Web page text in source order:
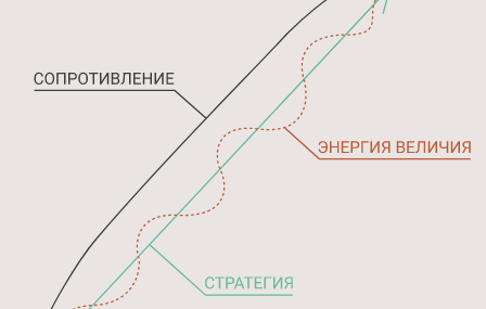
ПРОГРАММА
НА 6 НЕДЕЛЬ:
1 неделя
Пробудить Величие